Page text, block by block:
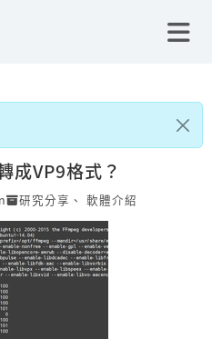
成VP9格式？
研究分享 、 軟體介紹